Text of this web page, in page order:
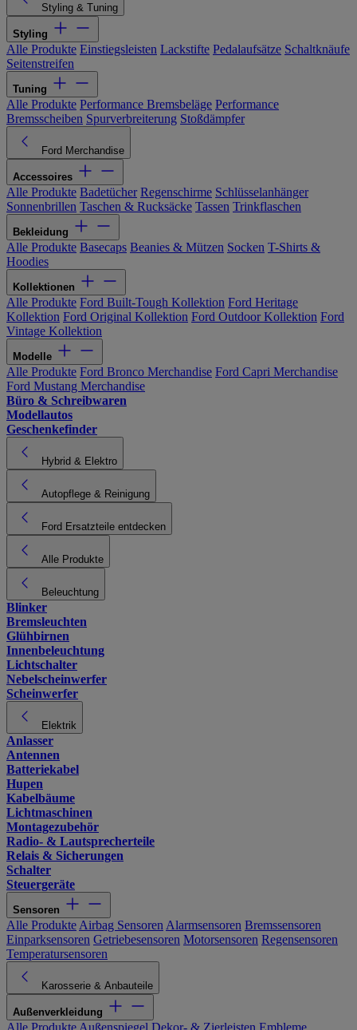
Styling & Tuning
Styling
Alle Produkte Einstiegsleisten Lackstifte Pedalaufsätze Schaltknäufe
Seitenstreifen
Tuning
Alle Produkte Performance Bremsbeläge Performance
Bremsscheiben Spurverbreiterung Stoßdämpfer
Ford Merchandise
Accessoires
Alle Produkte Badetücher Regenschirme Schlüsselanhänger
Sonnenbrillen Taschen & Rucksäcke Tassen Trinkflaschen
Bekleidung
Alle Produkte Basecaps Beanies & Mützen Socken T-Shirts &
Hoodies
Kollektionen
Alle Produkte Ford Built-Tough Kollektion Ford Heritage
Kollektion Ford Original Kollektion Ford Outdoor Kollektion Ford
Vintage Kollektion
Modelle
Alle Produkte Ford Bronco Merchandise Ford Capri Merchandise
Ford Mustang Merchandise
Büro & Schreibwaren
Modellautos
Geschenkefinder
Hybrid & Elektro
Autopflege & Reinigung
Ford Ersatzteile entdecken
Alle Produkte
Beleuchtung
Blinker
Bremsleuchten
Glühbirnen
Innenbeleuchtung
Lichtschalter
Nebelscheinwerfer
Scheinwerfer
Elektrik
Anlasser
Antennen
Batteriekabel
Hupen
Kabelbäume
Lichtmaschinen
Montagezubehör
Radio- & Lautsprecherteile
Relais & Sicherungen
Schalter
Steuergeräte
Sensoren
Alle Produkte Airbag Sensoren Alarmsensoren Bremssensoren
Einparksensoren Getriebesensoren Motorsensoren Regensensoren
Temperatursensoren
Karosserie & Anbauteile
Außenverkleidung
Alle Produkte Außenspiegel Dekor- & Zierleisten Embleme